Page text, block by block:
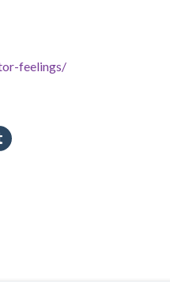
feelings/